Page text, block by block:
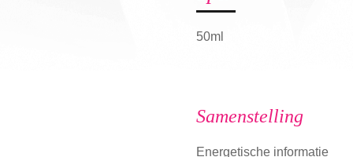
50ml
Samenstelling
Energetische informatie